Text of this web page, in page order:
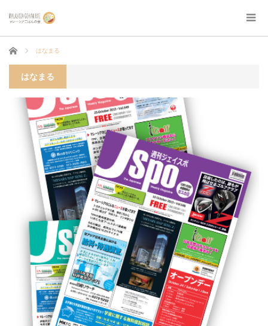
ホーム はなまる
はなまる